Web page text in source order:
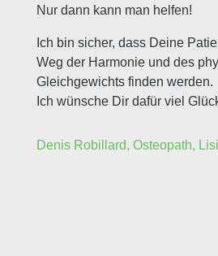
Nur dann kann man helfen!
Ich bin sicher, dass Deine
Weg der Harmonie und des
Gleichgewichts finden werden.
Ich wünsche Dir dafür viel
Denis Robillard, Osteopath,